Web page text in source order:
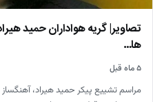
تصاویر| گریه هواداران حمید
ها…
۵ ماه قبل
مراسم تشییع پیکر حمید هیراد،